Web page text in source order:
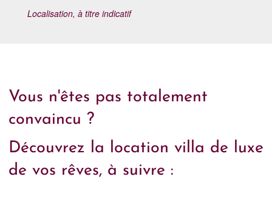
Localisation, à titre indicatif
Vous n'êtes pas totalement
convaincu ?
Découvrez la location villa de luxe
de vos rêves, à suivre :